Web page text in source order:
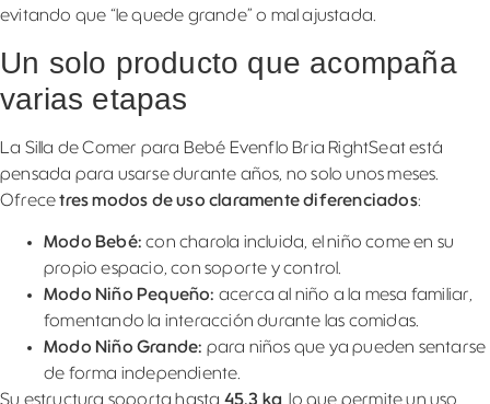
evitando que “le quede grande” o mal ajustada.
Un solo producto que acompaña
varias etapas
La Silla de Comer para Bebé Evenflo Bria RightSeat está
pensada para usarse durante años, no solo unos meses.
Ofrecetres modos de uso claramente diferenciados:
Modo Bebé: con charola incluida, el niño come en su
propio espacio, con soporte y control.
Modo Niño Pequeño: acerca al niño a la mesa familiar,
fomentando la interacción durante las comidas.
Modo Niño Grande: para niños que ya pueden sentarse
de forma independiente.
Su estructura soporta hasta 45,3 kg , lo que permite un uso